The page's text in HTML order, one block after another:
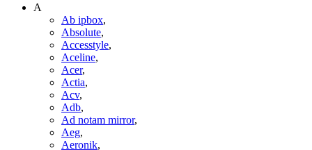
A
Ab ipbox,
Absolute,
Accesstyle,
Aceline,
Acer,
Actia,
Acv,
Adb,
Ad notam mirror,
Aeg,
Aeronik,